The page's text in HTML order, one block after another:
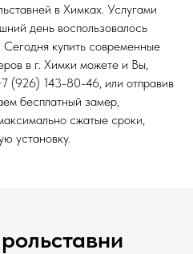
в Химках. Услугами
день воспользовалось
купить современные
в г. Химки можете и Вы,
(926) 143-80-46, или отправив
бесплатный замер,
сжатые сроки,
установку.